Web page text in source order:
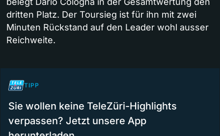
dritten Platz. Der Toursieg ist für ihn mit zwei
Minuten Rückstand auf den Leader wohl ausser
Reichweite.
TIPP
Sie wollen keine TeleZüri-Highlights
verpassen? Jetzt unsere App